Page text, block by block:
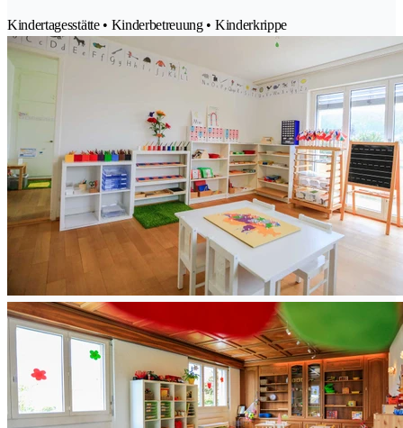
Kindertagesstätte • Kinderbetreuung • Kinderkrippe